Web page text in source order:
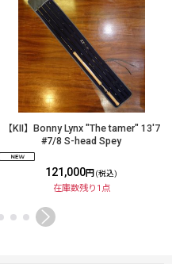
【KII】Bonny Lynx "The tamer" 13'7
#7/8 S-head Spey
121,000円 (税込)
在庫数残り1点